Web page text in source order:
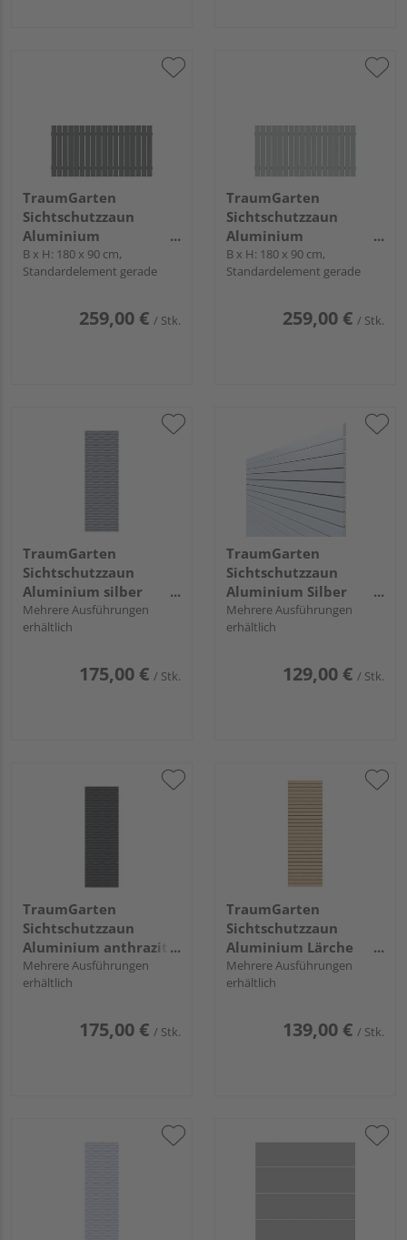
TraumGarten
Sichtschutzzaun
Aluminium
pulverbeschichtet
anthrazit "SQUADRA"
B x H: 180 x 90 cm,
Standardelement gerade
259,00 € / Stk.
TraumGarten
Sichtschutzzaun
Aluminium
pulverbeschichtet
silber "SQUADRA"
B x H: 180 x 90 cm,
Standardelement gerade
259,00 € / Stk.
TraumGarten
Sichtschutzzaun
Aluminium silber
"Flow"
Mehrere Ausführungen
erhältlich
175,00 € / Stk.
TraumGarten
Sichtschutzzaun
Aluminium Silber
"SYSTEM RHOMBUS"
Mehrere Ausführungen
erhältlich
129,00 € / Stk.
TraumGarten
Sichtschutzzaun
Aluminium anthrazit
"Flow"
Mehrere Ausführungen
erhältlich
175,00 € / Stk.
TraumGarten
Sichtschutzzaun
Aluminium Lärche
"SYSTEM RHOMBUS"
Mehrere Ausführungen
erhältlich
139,00 € / Stk.